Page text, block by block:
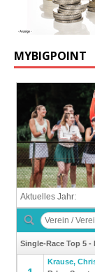
MYBIGPOINT